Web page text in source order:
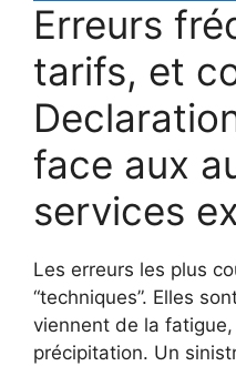
Erreurs
tarifs, et
face aux
services
Les erreurs les plus
“techniques”. Elles
viennent de la
précipitation. Un